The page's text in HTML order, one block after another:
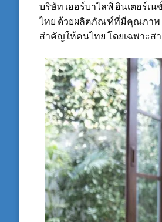
บริษัท เฮอร์บาไลฟ์ อินเตอร์เ
ไทย ด้วยผลิตภัณฑ์ที่มีคุณภาพ แ
สำคัญให้คนไทย โดยเฉพาะส